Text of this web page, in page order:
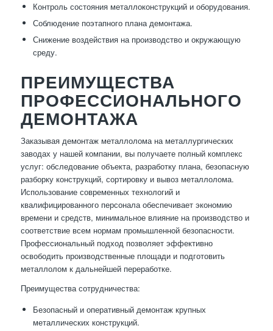
Контроль состояния металлоконструкций и оборудования.
Соблюдение поэтапного плана демонтажа.
Снижение воздействия на производство и окружающую
среду.
ПРЕИМУЩЕСТВА
ПРОФЕССИОНАЛЬНОГО
ДЕМОНТАЖА
Заказывая демонтаж металлолома на металлургических
заводах у нашей компании, вы получаете полный комплекс
услуг: обследование объекта, разработку плана, безопасную
разборку конструкций, сортировку и вывоз металлолома.
Использование современных технологий и
квалифицированного персонала обеспечивает экономию
времени и средств, минимальное влияние на производство и
соответствие всем нормам промышленной безопасности.
Профессиональный подход позволяет эффективно
освободить производственные площади и подготовить
металлолом к дальнейшей переработке.
Преимущества сотрудничества:
Безопасный и оперативный демонтаж крупных
металлических конструкций.